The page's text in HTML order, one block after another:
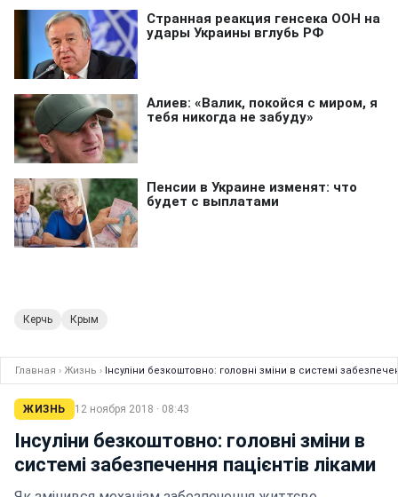
Керчь Крым
Главная › Жизнь › Інсуліни безкоштовно: головні зміни в системі
ЖИЗНЬ 12 ноября 2018 · 08:43
Інсуліни безкоштовно: головні зміни в
системі забезпечення пацієнтів ліками